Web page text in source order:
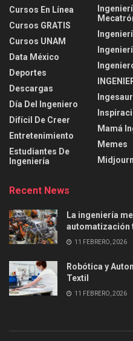
Cursos En Línea
Cursos GRATIS
Cursos UNAM
Data México
Deportes
Descargas
Día Del Ingeniero
Difícil De Creer
Entretenimiento
Estudiantes De
Ingeniería
Mamá
Memes
Recent News
La ingeniería
automatización
11 FEBRERO, 2026
Robótica y
Textil
11 FEBRERO, 2026